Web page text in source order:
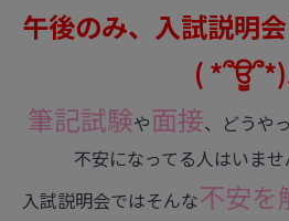
午後のみ、入試説明
(
筆記試験や面接、どうや
不安になってる人はいま
入試説明会ではそんな不安を